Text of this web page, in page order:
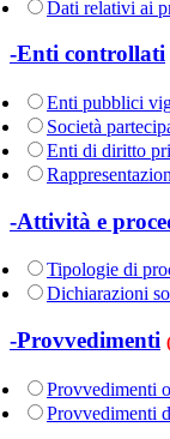
Dati relativi ai
-Enti controllati
Enti pubblici
Società
Enti di diritto
-Attività e
Tipologie di
Dichiarazioni
-Provvedimenti
Provvedimenti
Provvedimenti